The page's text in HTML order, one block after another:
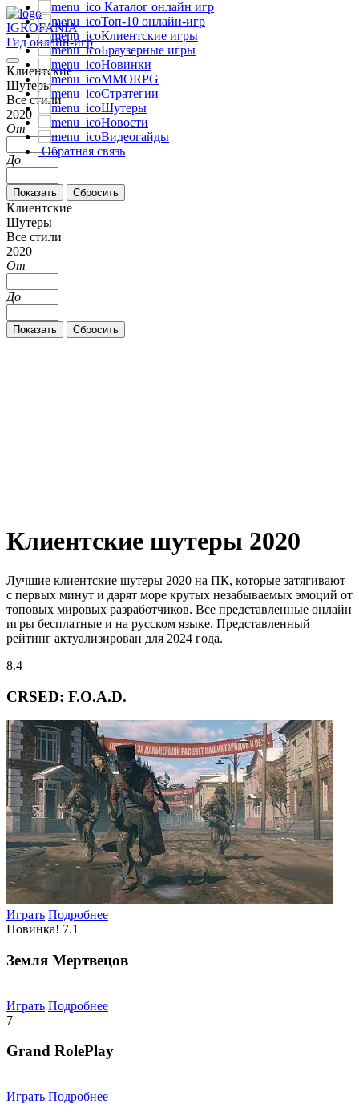
IGROFANIA
Гид онлайн-игр
Клиентские
Шутеры
Все стили
2020
От
До
Клиентские
Шутеры
Все стили
2020
От
До
Каталог онлайн игр
Топ-10 онлайн-игр
Клиентские игры
Браузерные игры
Новинки
MMORPG
Стратегии
Шутеры
Новости
Видеогайды
Обратная связь
Клиентские шутеры 2020
Лучшие клиентские шутеры 2020 на ПК, которые затягивают
с первых минут и дарят море крутых незабываемых эмоций от
топовых мировых разработчиков. Все представленные онлайн
игры бесплатные и на русском языке. Представленный
рейтинг актуализирован для 2024 года.
8.4
CRSED: F.O.A.D.
Играть Подробнее
Новинка! 7.1
Земля Мертвецов
Играть Подробнее
7
Grand RolePlay
Играть Подробнее